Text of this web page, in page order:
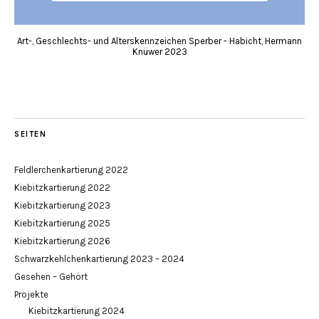
Art-, Geschlechts- und Alterskennzeichen Sperber - Habicht, Hermann
Knüwer 2023
SEITEN
Feldlerchenkartierung 2022
Kiebitzkartierung 2022
Kiebitzkartierung 2023
Kiebitzkartierung 2025
Kiebitzkartierung 2026
Schwarzkehlchenkartierung 2023 – 2024
Gesehen – Gehört
Projekte
Kiebitzkartierung 2024